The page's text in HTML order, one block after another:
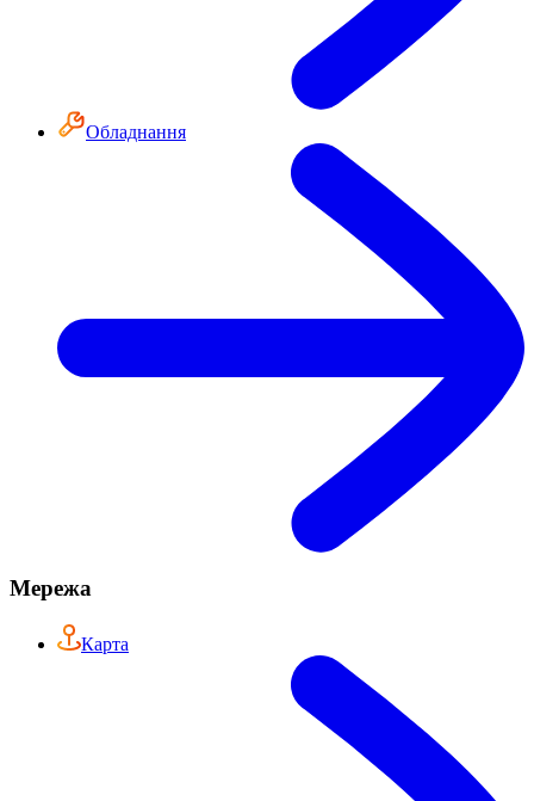
Обладнання
Мережа
Карта